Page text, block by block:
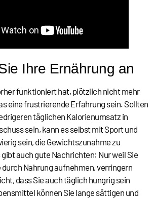
Ihre Ernährung an
funktioniert hat, plötzlich nicht mehr
eine frustrierende Erfahrung sein. Sollten
täglichen Kalorienumsatz in
sein, kann es selbst mit Sport und
sein, die Gewichtszunahme zu
auch gute Nachrichten: Nur weil Sie
durch Nahrung aufnehmen, verringern
dass Sie auch täglich hungrig sein
können Sie lange sättigen und